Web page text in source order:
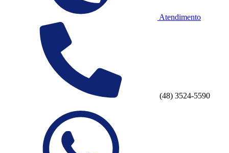
Atendimento
(48) 3524-5590